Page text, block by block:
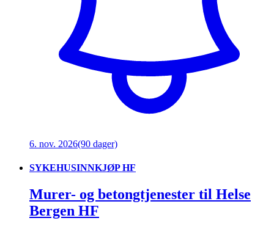
6. nov. 2026(90 dager)
SYKEHUSINNKJØP HF
Murer- og betongtjenester til Helse
Bergen HF